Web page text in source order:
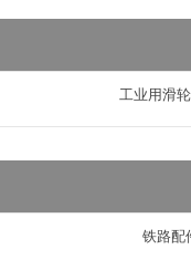
工业用滑
铁路配